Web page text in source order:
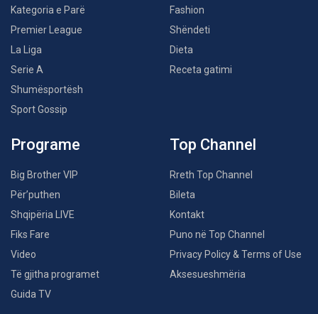
Kategoria e Parë
Premier League
La Liga
Serie A
Shumësportësh
Sport Gossip
Fashion
Shëndeti
Dieta
Receta gatimi
Programe
Big Brother VIP
Për’puthen
Shqipëria LIVE
Fiks Fare
Video
Të gjitha programet
Guida TV
Top Channel
Rreth Top Channel
Bileta
Kontakt
Puno në Top Channel
Privacy Policy & Terms of Use
Aksesueshmëria